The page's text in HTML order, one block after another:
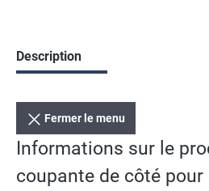
Description
Fermer le menu
Informations sur le
coupante de côté